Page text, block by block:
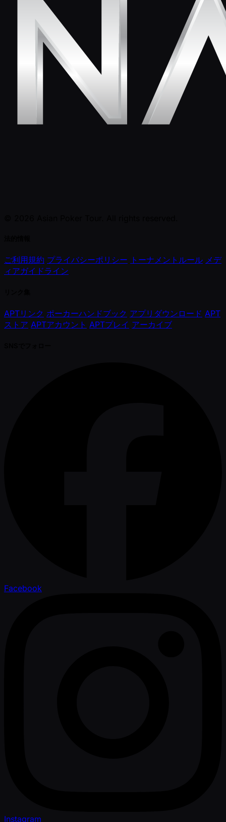
ご利用規約 プライバシーポリシー トーナメントルール メデ
ィアガイドライン
APTリンク ポーカーハンドブック アプリダウンロード APT
ストア APTアカウント APTプレイ アーカイブ
Facebook
Instagram